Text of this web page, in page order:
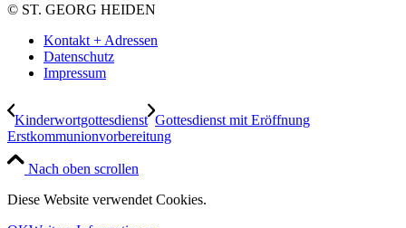
© ST. GEORG HEIDEN
Kontakt + Adressen
Datenschutz
Impressum
Kinderwortgottesdienst Gottesdienst mit Eröffnung
Erstkommunionvorbereitung
Nach oben scrollen
Diese Website verwendet Cookies.